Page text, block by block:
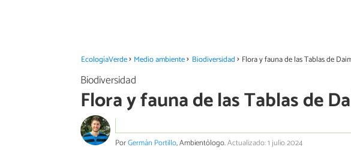
EcologíaVerde Medio ambiente Biodiversidad Flora y fauna de las Tablas de
Biodiversidad
Flora y fauna de las Tablas de
PorGermán Portillo, Ambientólogo.Actualizado: 1 julio 2024